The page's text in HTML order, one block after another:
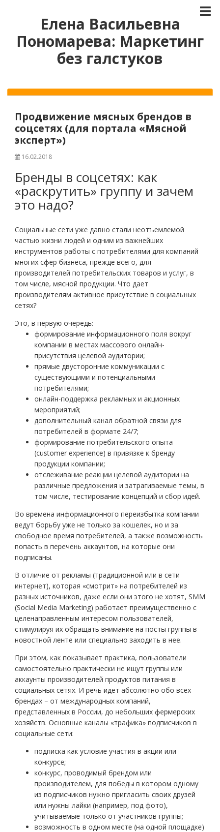
Елена Васильевна
Пономарева: Маркетинг
без галстуков
Продвижение мясных брендов в
соцсетях (для портала «Мясной
эксперт»)
16.02.2018
Бренды в соцсетях: как
«раскрутить» группу и зачем
это надо?
Социальные сети уже давно стали неотъемлемой
частью жизни людей и одним из важнейших
инструментов работы с потребителями для компаний
многих сфер бизнеса, прежде всего, для
производителей потребительских товаров и услуг, в
том числе, мясной продукции. Что дает
производителям активное присутствие в социальных
сетях?
Это, в первую очередь:
формирование информационного поля вокруг
компании в местах массового онлайн-
присутствия целевой аудитории;
прямые двусторонние коммуникации с
существующими и потенциальными
потребителями;
онлайн-поддержка рекламных и акционных
мероприятий;
дополнительный канал обратной связи для
потребителей в формате 24/7;
формирование потребительского опыта
(customer experience) в привязке к бренду
продукции компании;
отслеживание реакции целевой аудитории на
различные предложения и затрагиваемые темы, в
том числе, тестирование концепций и сбор идей.
Во времена информационного переизбытка компании
ведут борьбу уже не только за кошелек, но и за
свободное время потребителей, а также возможность
попасть в перечень аккаунтов, на которые они
подписаны.
В отличие от рекламы (традиционной или в сети
интернет), которая «смотрит» на потребителей из
разных источников, даже если они этого не хотят, SMM
(Social Media Marketing) работает преимущественно с
целенаправленным интересом пользователей,
стимулируя их обращать внимание на посты группы в
новостной ленте или специально заходить в нее.
При этом, как показывает практика, пользователи
самостоятельно практически не ищут группы или
аккаунты производителей продуктов питания в
социальных сетях. И речь идет абсолютно обо всех
брендах – от международных компаний,
представленных в России, до небольших фермерских
хозяйств. Основные каналы «трафика» подписчиков в
социальные сети:
подписка как условие участия в акции или
конкурсе;
конкурс, проводимый брендом или
производителем, для победы в котором одному
из подписчиков нужно пригласить своих друзей
или нужны лайки (например, под фото),
учитываемые только от участников группы;
возможность в одном месте (на одной площадке)